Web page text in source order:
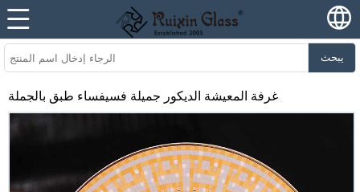
يبحث
غرفة المعيشة الديكور جميلة فسيفساء طبق بالجملة